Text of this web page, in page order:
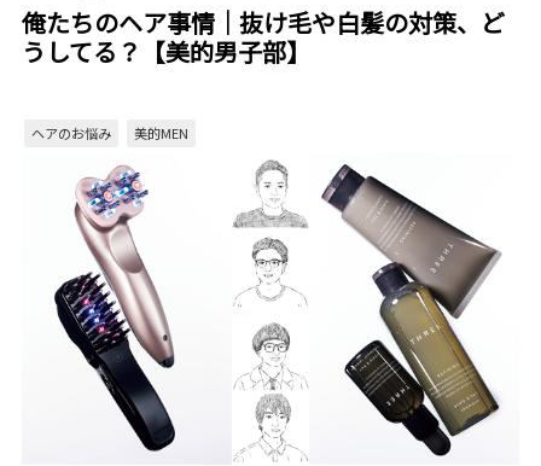
俺たちのヘア事情｜抜け毛や白髪の対策、ど
うしてる？【美的男子部】
ヘアのお悩み 美的MEN